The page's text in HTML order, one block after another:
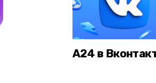
А24 в